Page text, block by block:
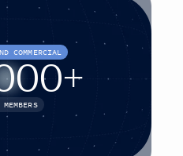
COMMERCIAL